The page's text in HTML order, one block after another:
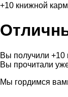
+10 книжной
Вы получили +10
Вы прочитали
Мы гордимся